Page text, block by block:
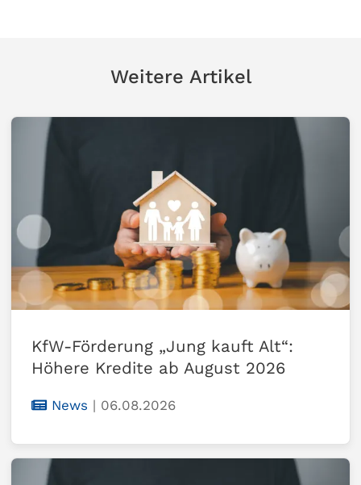
Weitere Artikel
KfW-Förderung „Jung kauft Alt“:
Höhere Kredite ab August 2026
News | 06.08.2026